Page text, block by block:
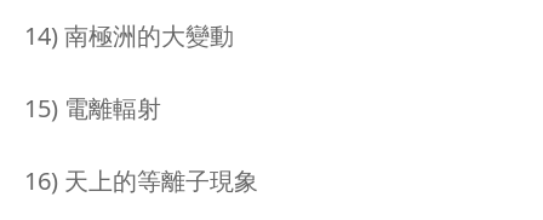
14) 南極洲的大變動
15) 電離輻射
16) 天上的等離子現象